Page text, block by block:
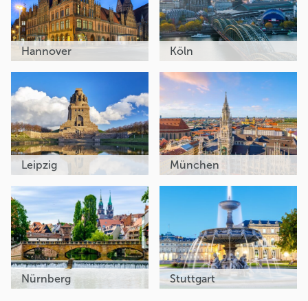
Hannover Köln
Leipzig München
Nürnberg Stuttgart